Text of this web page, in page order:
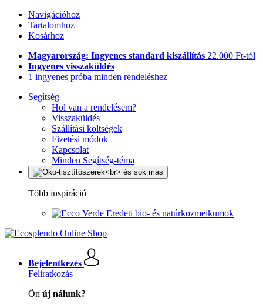
Navigációhoz
Tartalomhoz
Kosárhoz
Magyarország: Ingyenes standard kiszállítás 22.000 Ft-tól
Ingyenes visszaküldés
1 ingyenes próba minden rendeléshez
Segítség
Hol van a rendelésem?
Visszaküldés
Szállítási költségek
Fizetési módok
Kapcsolat
Minden Segítség-téma
Több inspiráció
Eredeti bio- és natúrkozmeikumok
Bejelentkezés
Feliratkozás
Ön új nálunk?